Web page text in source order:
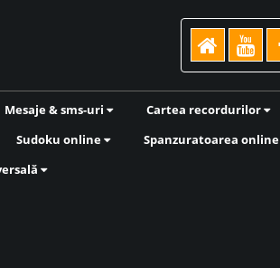
Mesaje & sms-uri Cartea recordurilor
Sudoku online
Spanzuratoarea online